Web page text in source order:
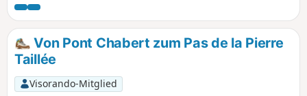
und auch mit Kindern im Kinderwagen
möglich. Vorsicht allerdings auf Höhe
des Aussichtspunktes, da die Stufe hoch
ist. Von Pont Chabert zum Pas de la Pierre
Taillée
Visorando-Mitglied